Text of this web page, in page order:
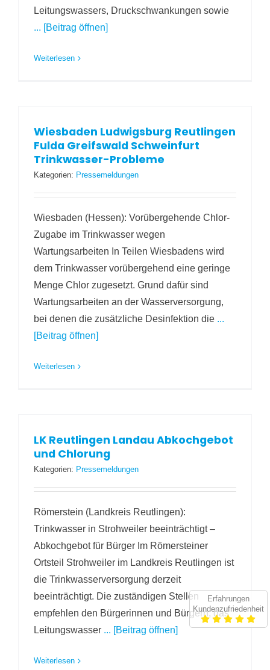
Leitungswassers, Druckschwankungen sowie
... [Beitrag öffnen]
Weiterlesen
Wiesbaden Ludwigsburg Reutlingen
Fulda Greifswald Schweinfurt
Trinkwasser-Probleme
Kategorien: Pressemeldungen
Wiesbaden (Hessen): Vorübergehende Chlor-
Zugabe im Trinkwasser wegen
Wartungsarbeiten In Teilen Wiesbadens wird
dem Trinkwasser vorübergehend eine geringe
Menge Chlor zugesetzt. Grund dafür sind
Wartungsarbeiten an der Wasserversorgung,
bei denen die zusätzliche Desinfektion die ...
[Beitrag öffnen]
Weiterlesen
LK Reutlingen Landau Abkochgebot
und Chlorung
Kategorien: Pressemeldungen
Römerstein (Landkreis Reutlingen):
Trinkwasser in Strohweiler beeinträchtigt –
Abkochgebot für Bürger Im Römersteiner
Ortsteil Strohweiler im Landkreis Reutlingen ist
die Trinkwasserversorgung derzeit
beeinträchtigt. Die zuständigen Stellen
empfehlen den Bürgerinnen und Bürgern, das
Leitungswasser ... [Beitrag öffnen]
Weiterlesen
Erfahrungen
Kundenzufriedenheit